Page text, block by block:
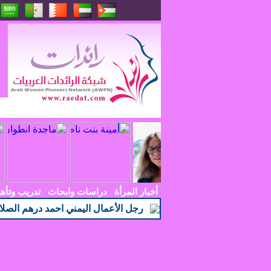
أخبار المرأة دراسات وابحاث
تدريب
رجل الأعمال اليمني احمد درهم